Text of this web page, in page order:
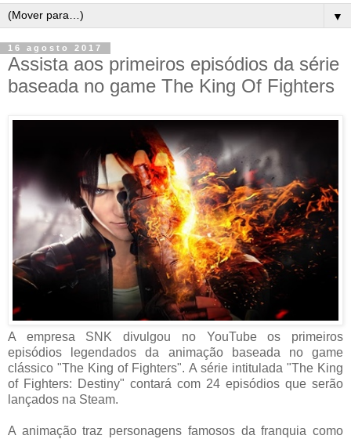
▼
16 agosto 2017
Assista aos primeiros episódios da série
baseada no game The King Of Fighters
A empresa SNK divulgou no YouTube os primeiros
episódios legendados da animação baseada no game
clássico "The King of Fighters". A série intitulada "The King
of Fighters: Destiny" contará com 24 episódios que serão
lançados na Steam.
A animação traz personagens famosos da franquia como